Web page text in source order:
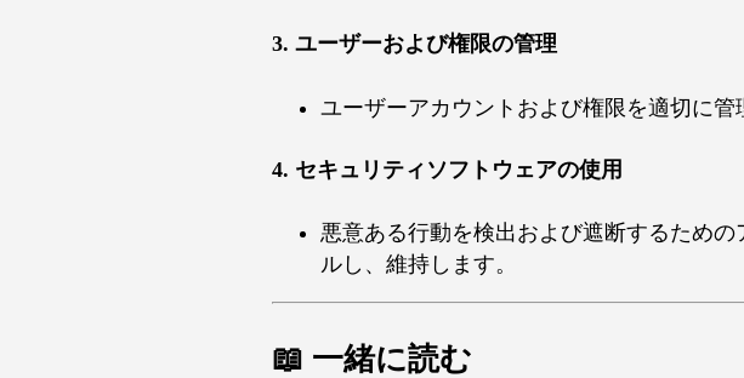
3. ユーザーおよび権限の管理
ユーザーアカウントおよび権限を適切に管
4. セキュリティソフトウェアの使用
悪意ある行動を検出および遮断するため
ルし、維持します。
📖 一緒に読む